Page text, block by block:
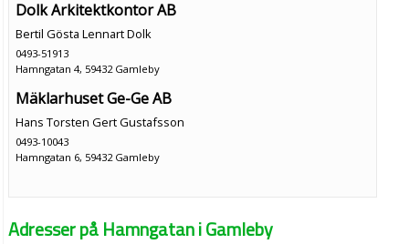
Dolk Arkitektkontor AB
Bertil Gösta Lennart Dolk
0493-51913
Hamngatan 4, 59432 Gamleby
Mäklarhuset Ge-Ge AB
Hans Torsten Gert Gustafsson
0493-10043
Hamngatan 6, 59432 Gamleby
Adresser på Hamngatan i Gamleby